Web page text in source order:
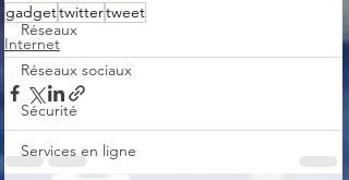
Réseaux
Réseaux sociaux
Sécurité
Services en ligne
gadgettwittertweet
Internet